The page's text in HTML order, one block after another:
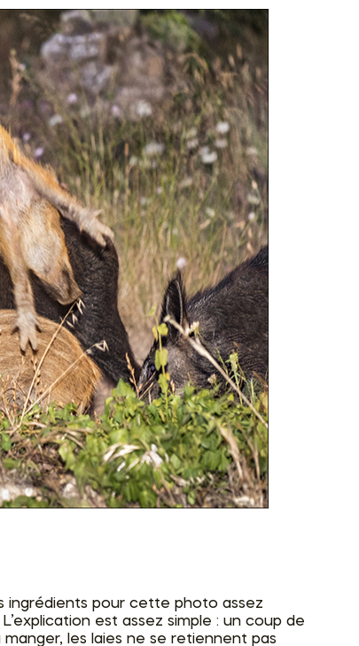
ingrédients pour cette photo assez
est assez simple : un coup de
les laies ne se retiennent pas